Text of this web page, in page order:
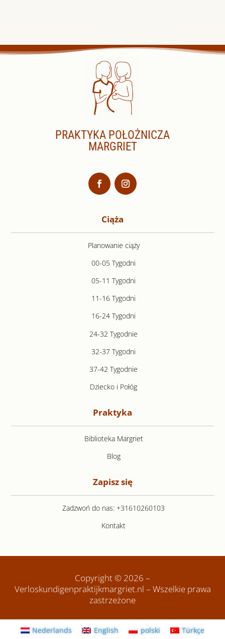
PRAKTYKA POŁOŻNICZA
MARGRIET
Ciąża
Planowanie ciąży
00-05 Tygodni
05-11 Tygodni
11-16 Tygodni
16-24 Tygodni
24-32 Tygodnie
32-37 Tygodni
37-42 Tygodnie
Dziecko i Połóg
Praktyka
Biblioteka Margriet
Blog
Zapisz się
Zadzwoń do nas: +31610260103
Kontakt
Copyright © 2026 –
Verloskundigenpraktijkmargriet.nl – Wszelkie prawa
zastrzeżone
Nederlands English polski Türkçe